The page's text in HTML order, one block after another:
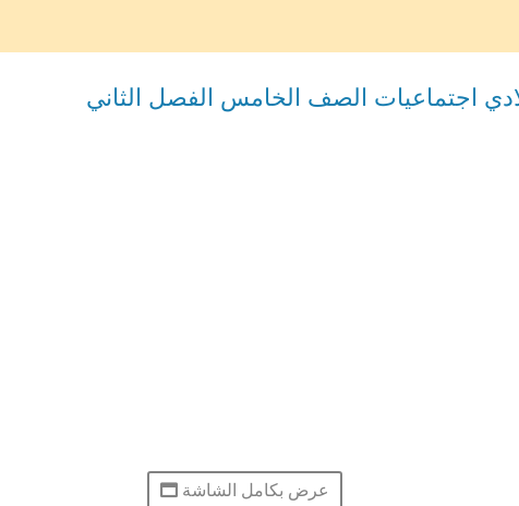
اجتماعيات الصف الخامس الفصل الثاني
عرض بكامل الشاشة